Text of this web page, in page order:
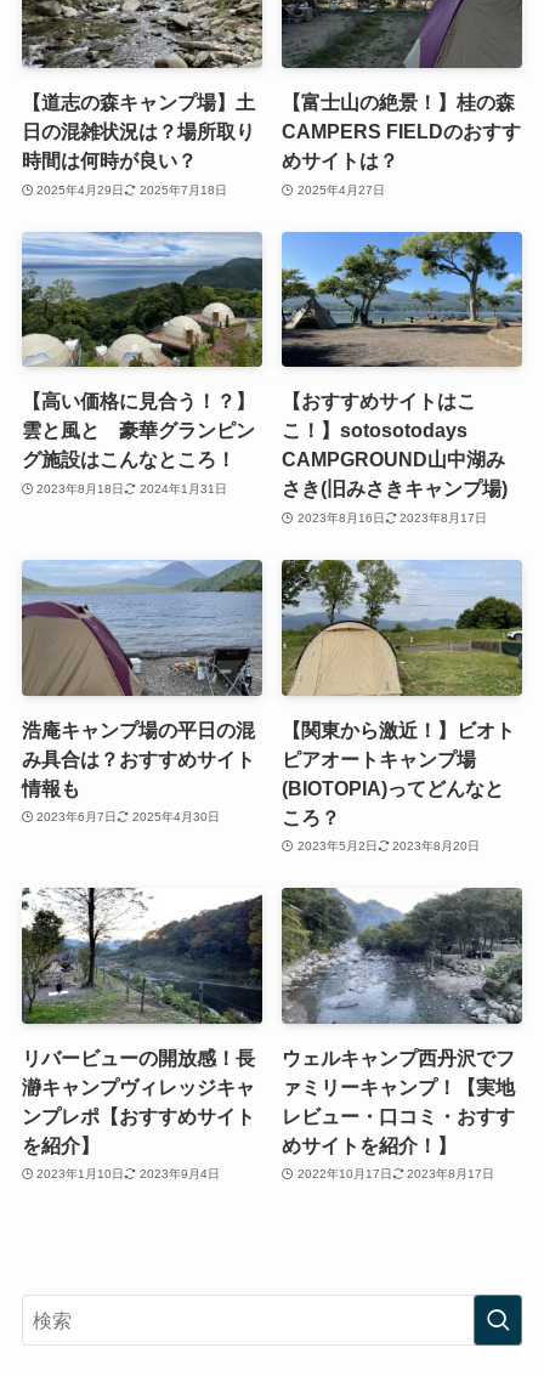
【道志の森キャンプ場】土
日の混雑状況は？場所取り
時間は何時が良い？
2025年4月29日 2025年7月18日
【富士山の絶景！】桂の森
CAMPERS FIELDのおすす
めサイトは？
2025年4月27日
【高い価格に見合う！？】
雲と風と 豪華グランピン
グ施設はこんなところ！
2023年8月18日 2024年1月31日
【おすすめサイトはこ
こ！】sotosotodays
CAMPGROUND山中湖み
さき(旧みさきキャンプ場)
2023年8月16日 2023年8月17日
浩庵キャンプ場の平日の混
み具合は？おすすめサイト
情報も
2023年6月7日 2025年4月30日
【関東から激近！】ビオト
ピアオートキャンプ場
(BIOTOPIA)ってどんなと
ころ？
2023年5月2日 2023年8月20日
リバービューの開放感！長
瀞キャンプヴィレッジキャ
ンプレポ【おすすめサイト
を紹介】
2023年1月10日 2023年9月4日
ウェルキャンプ西丹沢でフ
ァミリーキャンプ！【実地
レビュー・口コミ・おすす
めサイトを紹介！】
2022年10月17日 2023年8月17日